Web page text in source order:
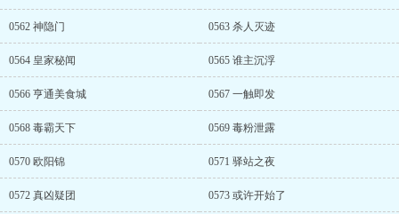
0562 神隐门 0563 杀人灭迹
0564 皇家秘闻 0565 谁主沉浮
0566 亨通美食城 0567 一触即发
0568 毒霸天下 0569 毒粉泄露
0570 欧阳锦 0571 驿站之夜
0572 真凶疑团 0573 或许开始了